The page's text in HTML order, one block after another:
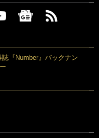
誌『Number』バックナン